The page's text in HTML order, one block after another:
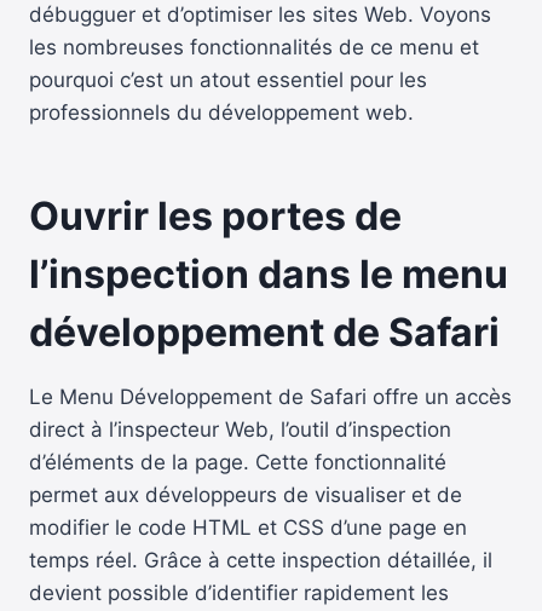
débugguer et d’optimiser les sites Web. Voyons
les nombreuses fonctionnalités de ce menu et
pourquoi c’est un atout essentiel pour les
professionnels du développement web.
Ouvrir les portes de
l’inspection dans le menu
développement de Safari
Le Menu Développement de Safari offre un accès
direct à l’inspecteur Web, l’outil d’inspection
d’éléments de la page. Cette fonctionnalité
permet aux développeurs de visualiser et de
modifier le code HTML et CSS d’une page en
temps réel. Grâce à cette inspection détaillée, il
devient possible d’identifier rapidement les